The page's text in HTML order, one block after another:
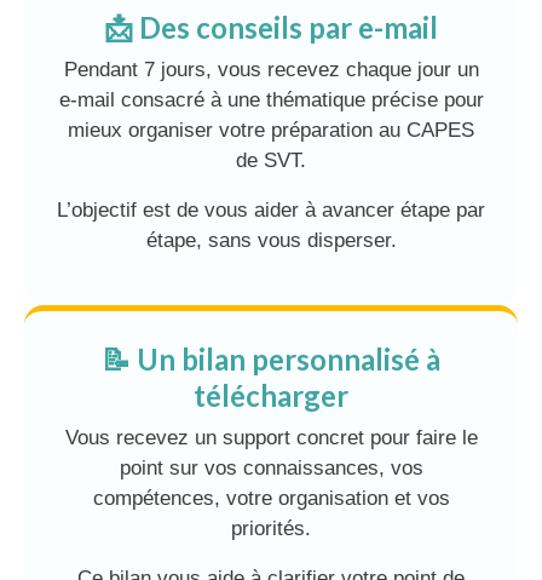
📩 Des conseils par e-mail
Pendant 7 jours, vous recevez chaque jour un
e-mail consacré à une thématique précise pour
mieux organiser votre préparation au CAPES
de SVT.
L’objectif est de vous aider à avancer étape par
étape, sans vous disperser.
📝 Un bilan personnalisé à
télécharger
Vous recevez un support concret pour faire le
point sur vos connaissances, vos
compétences, votre organisation et vos
priorités.